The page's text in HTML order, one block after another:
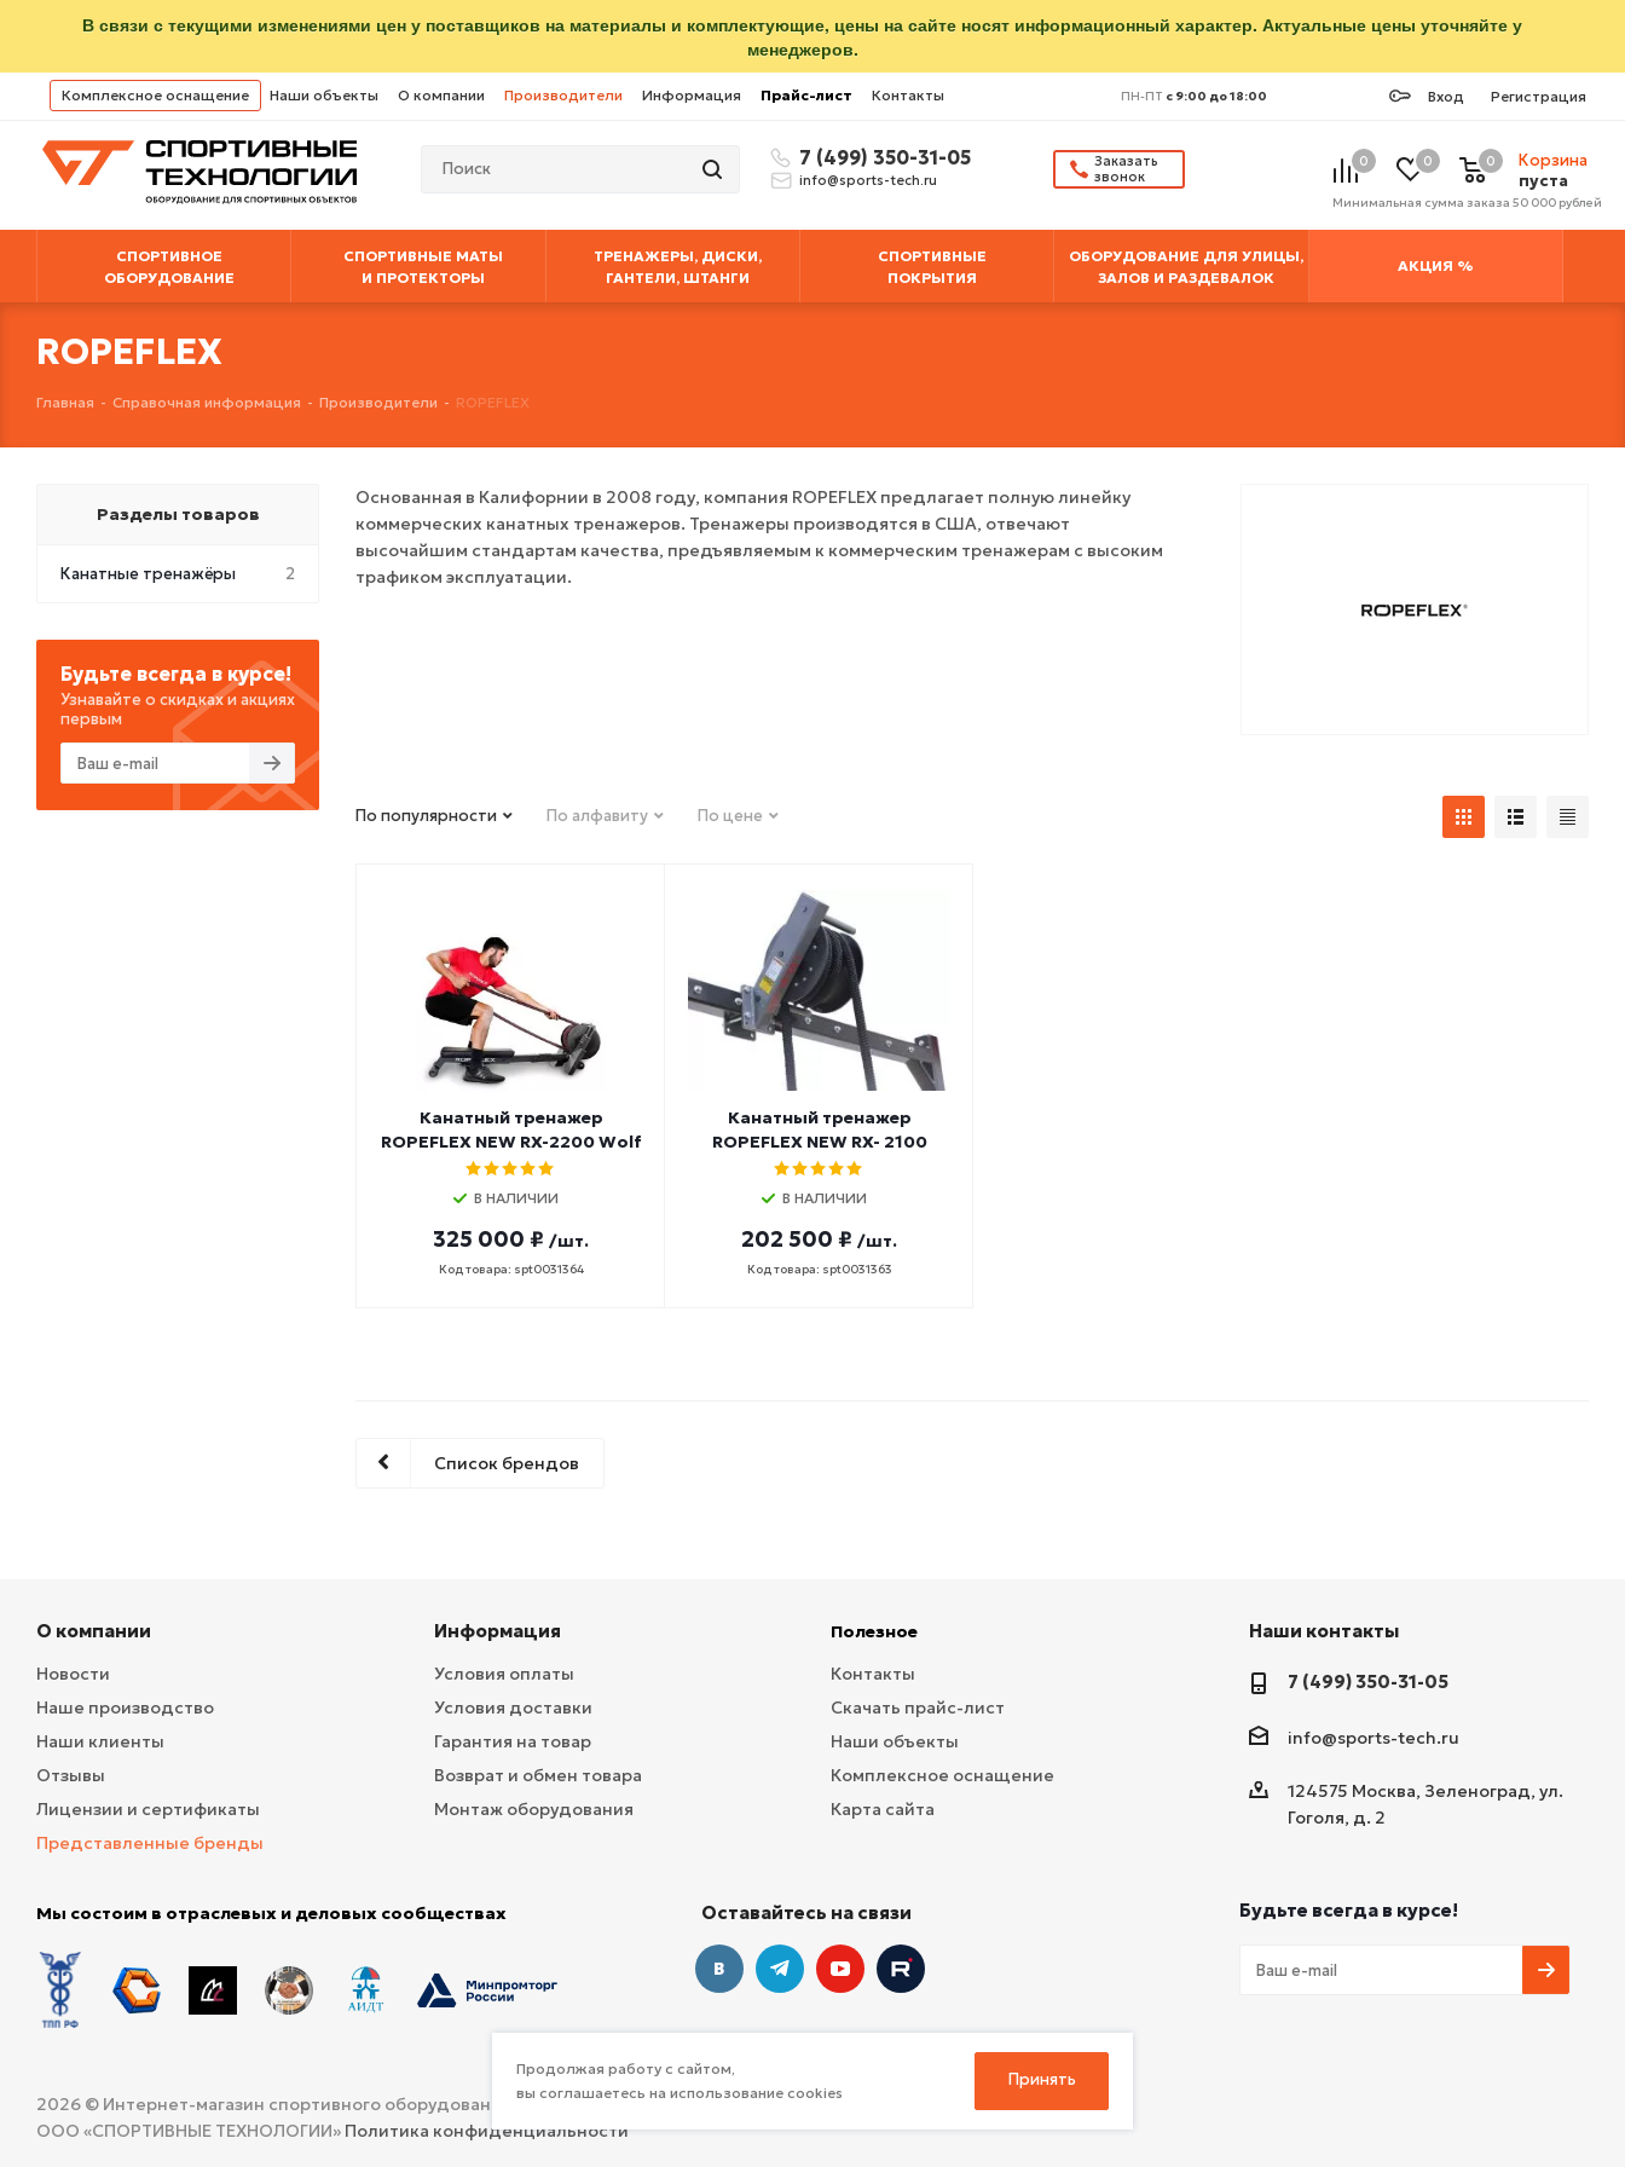
В связи с текущими изменениями цен у поставщиков на материалы и комплектующие, цены на сайте носят информационный характер. Актуальные цены уточняйте у
менеджеров.
Комплексное оснащение Наши объекты О компании Производители Информация Прайс-лист Контакты Вход Регистрация
ПН-ПТ с 9:00 до 18:00
7 (499) 350-31-05
info@sports-tech.ru
Заказать
звонок
0 0
Корзина
пуста
0
Минимальная сумма заказа 50 000 рублей
СПОРТИВНОЕ
ОБОРУДОВАНИЕ
СПОРТИВНЫЕ МАТЫ
И ПРОТЕКТОРЫ
ТРЕНАЖЕРЫ, ДИСКИ,
ГАНТЕЛИ, ШТАНГИ
СПОРТИВНЫЕ
ПОКРЫТИЯ
ОБОРУДОВАНИЕ ДЛЯ УЛИЦЫ,
ЗАЛОВ И РАЗДЕВАЛОК
АКЦИЯ %
ROPEFLEX
Главная - Справочная информация - Производители - ROPEFLEX
Основанная в Калифорнии в 2008 году, компания ROPEFLEX предлагает полную линейку
коммерческих канатных тренажеров. Тренажеры производятся в США, отвечают
высочайшим стандартам качества, предъявляемым к коммерческим тренажерам с высоким
трафиком эксплуатации.
По популярности По алфавиту По цене
Канатный тренажер
ROPEFLEX NEW RX-2200 Wolf
В НАЛИЧИИ
325 000 ₽ /шт.
Код товара: spt0031364
Канатный тренажер
ROPEFLEX NEW RX- 2100
В НАЛИЧИИ
202 500 ₽ /шт.
Код товара: spt0031363
Список брендов
Разделы товаров
Канатные тренажёры 2
Будьте всегда в курсе!
Узнавайте о скидках и акциях
первым
О компании
Новости
Наше производство
Наши клиенты
Отзывы
Лицензии и сертификаты
Представленные бренды
Информация
Условия оплаты
Условия доставки
Гарантия на товар
Возврат и обмен товара
Монтаж оборудования
Полезное
Контакты
Скачать прайс-лист
Наши объекты
Комплексное оснащение
Карта сайта
Наши контакты
7 (499) 350-31-05
info@sports-tech.ru
124575 Москва, Зеленоград, ул.
Гоголя, д. 2
Мы состоим в отраслевых и деловых сообществах Оставайтесь на связи Будьте всегда в курсе!
2026 © Интернет-магазин спортивного оборудования и профессионального инвентаря для спорта
ООО «СПОРТИВНЫЕ ТЕХНОЛОГИИ» Политика конфиденциальности
Продолжая работу с сайтом,
вы соглашаетесь на использование cookies
Принять